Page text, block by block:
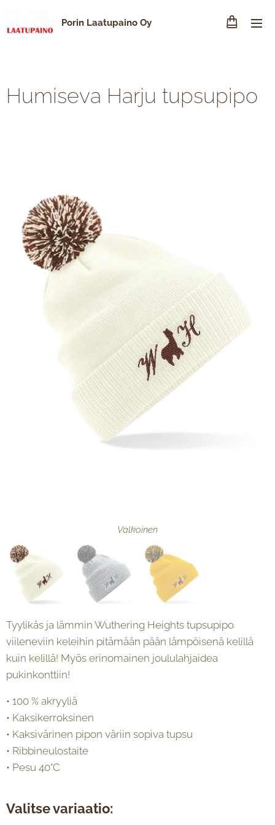
Porin Laatupaino Oy
Humiseva Harju tupsupipo
Valkoinen
Harmaa
Keltainen
Tyylikäs ja lämmin Wuthering Heights tupsupipo
viileneviin keleihin pitämään pään lämpöisenä kelillä
kuin kelillä! Myös erinomainen joululahjaidea
pukinkonttiin!
• 100 % akryyliä
• Kaksikerroksinen
• Kaksivärinen pipon väriin sopiva tupsu
• Ribbineulostaite
• Pesu 40°C
Valitse variaatio: